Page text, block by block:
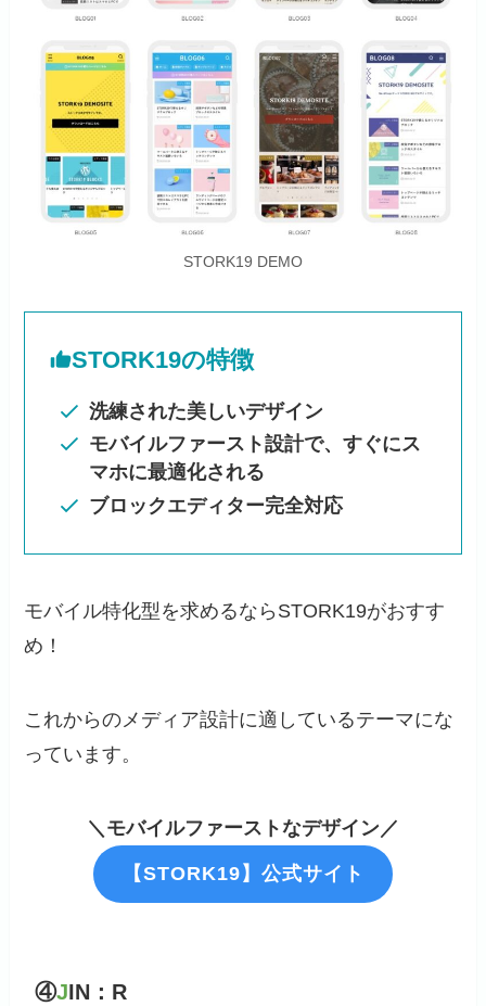
STORK19 DEMO
STORK19の特徴
洗練された美しいデザイン
モバイルファースト設計で、すぐにス
マホに最適化される
ブロックエディター完全対応
モバイル特化型を求めるならSTORK19がおすす
め！
これからのメディア設計に適しているテーマにな
っています。
＼モバイルファーストなデザイン／
【STORK19】公式サイト
④JIN：R